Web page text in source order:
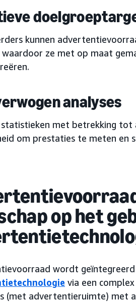
kunnen
waardoor ze met op maat
analyses
statistieken met betrekking
om prestaties te meten en
op het
wordt
via een
(met advertentieruimte) met